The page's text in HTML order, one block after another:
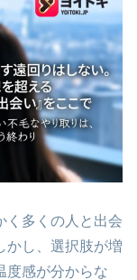
く多くの人と出会
かし、選択肢が増
度感が分からな